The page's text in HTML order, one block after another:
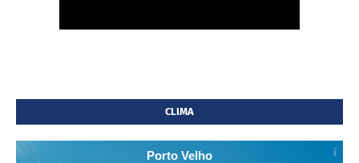
CLIMA
Porto Velho